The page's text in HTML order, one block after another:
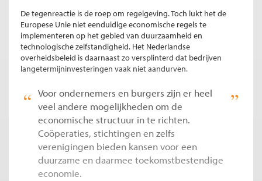
De tegenreactie is de roep om regelgeving. Toch lukt het de
Europese Unie niet eenduidige economische regels te
implementeren op het gebied van duurzaamheid en
technologische zelfstandigheid. Het Nederlandse
overheidsbeleid is daarnaast zo versplinterd dat bedrijven
langetermijninvesteringen vaak niet aandurven.
Voor ondernemers en burgers zijn er heel
veel andere mogelijkheden om de
economische structuur in te richten.
Coöperaties, stichtingen en zelfs
verenigingen bieden kansen voor een
duurzame en daarmee toekomstbestendige
economie.